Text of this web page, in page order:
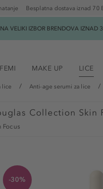
Besplatna dostava iznad 70
VELIKI IZBOR BRENDOVA
MAKE UP LICE
lice Anti-age serumi za lice
Collection Skin
Focus
-30%